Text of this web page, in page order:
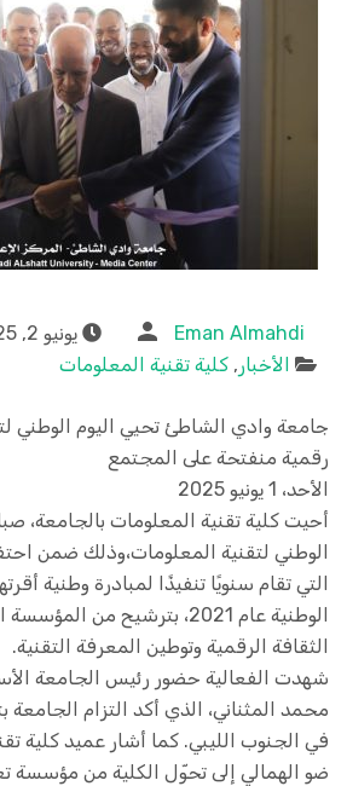
Eman Almahdi
يونيو 2, 2025
الأخبار , كلية تقنية المعلومات
جامعة وادي الشاطئ تحيي اليوم الوطني
رقمية منفتحة على المجتمع
الأحد، 1 يونيو 2025
أحيت كلية تقنية المعلومات بالجامعة،
الوطني لتقنية المعلومات،وذلك ضمن
التي تقام سنويًا تنفيذًا لمبادرة وطنية
الوطنية عام 2021، بترشيح من
الثقافة الرقمية وتوطين المعرفة التقنية.
شهدت الفعالية حضور رئيس الجامعة
محمد المثناني، الذي أكد التزام الجامعة
في الجنوب الليبي. كما أشار عميد كلية
ضو الهمالي إلى تحوّل الكلية من مؤسسة